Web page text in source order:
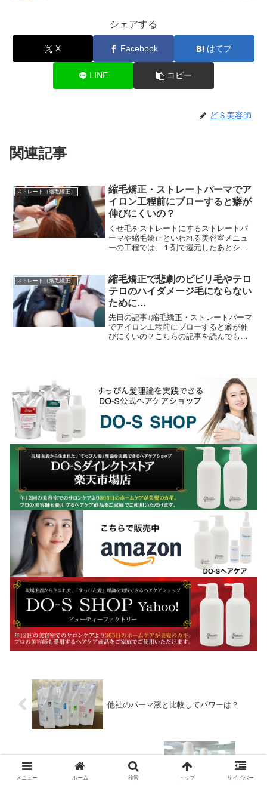
シェアする
X Facebook はてブ
LINE コピー
どＳ美容師
関連記事
ストレート（縮毛矯正）
縮毛矯正・ストレートパーマでア
イロン工程前にブローすると癖が
伸びにくいの？
くせ毛をストレートにするストレートパ
ーマや縮毛矯正といわれる美容室メニュ
ーの工程では、１剤で還元したあとシャ
レートに伸ばす...
ストレート（縮毛矯正）
縮毛矯正で悲劇のビビリ毛やテロ
テロのハイダメージ毛にならない
ために…
先日の記事↓縮毛矯正・ストレートパーマ
でアイロン工程前にブローすると癖が伸
びにくいの？こちらの記事を読んでもら
他社のパーマ液と比較してパワーは？
DO-Sシャンプーの新規販売サロンさん！
メニュー ホーム 検索 トップ サイドバー